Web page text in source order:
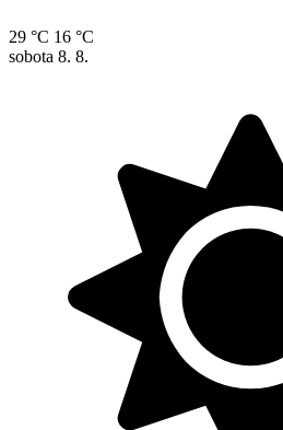
29 °C 16 °C
sobota 8. 8.